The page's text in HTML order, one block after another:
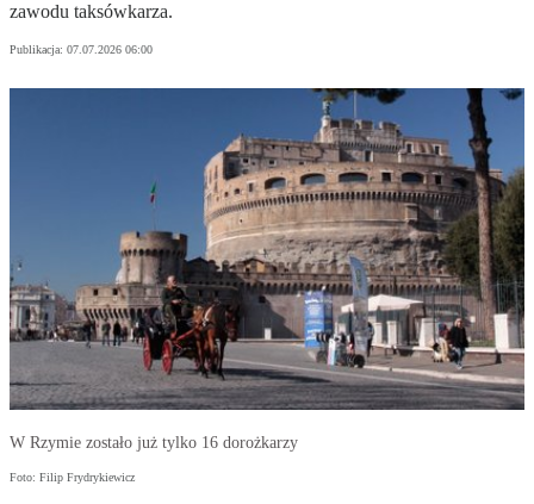
zawodu taksówkarza.
Publikacja: 07.07.2026 06:00
W Rzymie zostało już tylko 16 dorożkarzy
Foto: Filip Frydrykiewicz